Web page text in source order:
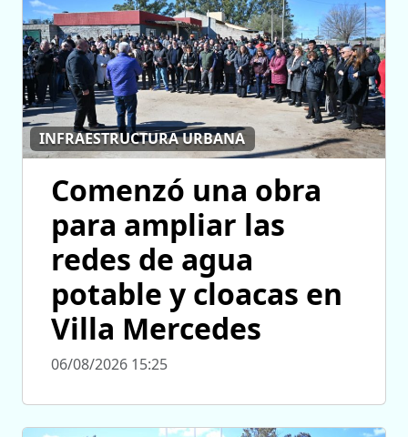
INFRAESTRUCTURA URBANA
Comenzó una obra
para ampliar las
redes de agua
potable y cloacas en
Villa Mercedes
06/08/2026 15:25